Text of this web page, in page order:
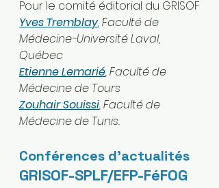
Pour le comité éditorial du GRISOF
Yves Tremblay, Faculté de
Médecine-Université Laval,
Québec
Etienne Lemarié, Faculté de
Médecine de Tours
Zouhair Souissi, Faculté de
Médecine de Tunis.
Conférences d’actualités
GRISOF-SPLF/EFP-FéFOG